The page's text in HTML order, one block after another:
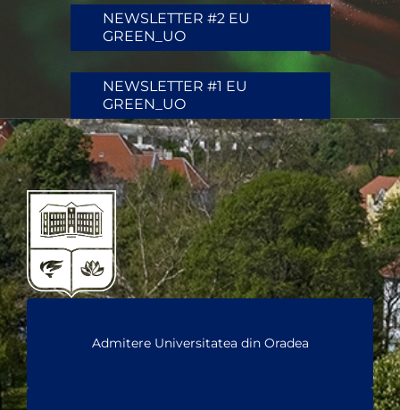
NEWSLETTER #2 EU
GREEN_UO
NEWSLETTER #1 EU
GREEN_UO
Admitere Universitatea din Oradea